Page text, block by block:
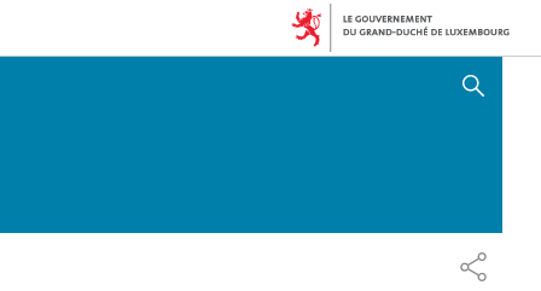
AFFICHER / MASQUER